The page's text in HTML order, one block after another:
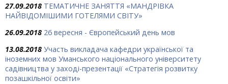
27.09.2018 ТЕМАТИЧНЕ ЗАНЯТТЯ «МАНДРІВКА
НАЙВІДОМІШИМИ ГОТЕЛЯМИ СВІТУ»
26.09.2018 26 вересня - Європейський день мов
13.08.2018 Участь викладача кафедри української та
іноземних мов Уманського національного університету
садівництва у заході-презентації «Стратегія розвитку
позашкільної освіти»